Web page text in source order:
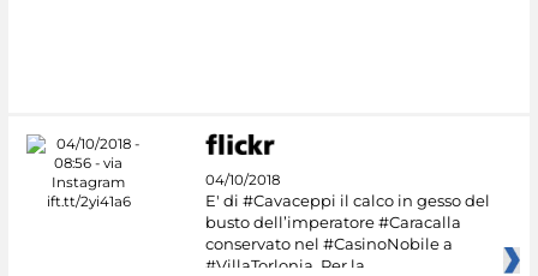
04/10/2018
E' di #Cavaceppi il calco in gesso del
busto dell’imperatore #Caracalla
conservato nel #CasinoNobile a
#VillaTorlonia. Per la